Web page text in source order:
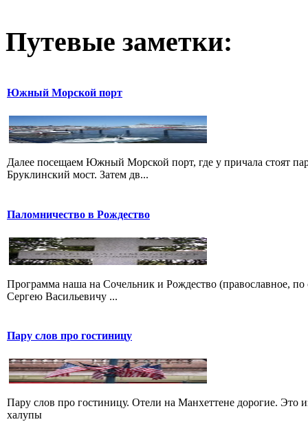
Путевые заметки:
Южный Морской порт
Далее посещаем Южный Морской порт, где у причала стоят
Бруклинский мост. Затем дв...
Паломничество в Рождество
Программа наша на Сочельник и Рождество (православное,
Сергею Васильевичу ...
Пару слов про гостиницу
Пару слов про гостиницу. Отели на Манхеттене дорогие. Это
халупы